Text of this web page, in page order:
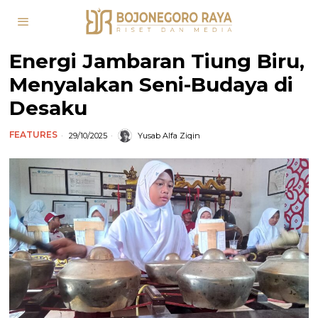
Energi Jambaran Tiung Biru,
Menyalakan Seni-Budaya di
Desaku
FEATURES 29/10/2025 Yusab Alfa Ziqin